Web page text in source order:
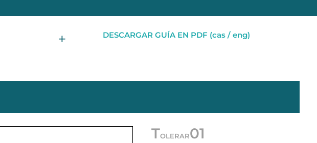
DESCARGAR GUÍA EN PDF (cas / eng)
TOLERAR01